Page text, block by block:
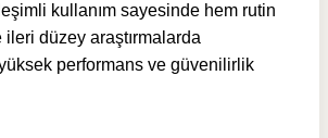
kullanım sayesinde hem rutin
düzey araştırmalarda
performans ve güvenilirlik